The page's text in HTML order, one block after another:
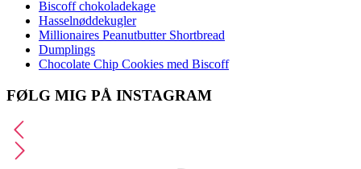
Biscoff chokoladekage
Hasselnøddekugler
Millionaires Peanutbutter Shortbread
Dumplings
Chocolate Chip Cookies med Biscoff
FØLG MIG PÅ INSTAGRAM